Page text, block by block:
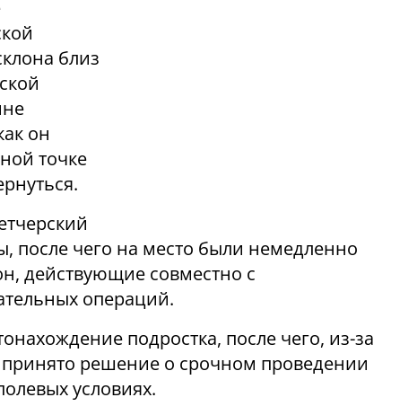
близ
он
точке
после чего на место были немедленно
действующие совместно с
операций.
подростка, после чего, из-за
решение о срочном проведении
условиях.